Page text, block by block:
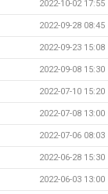
2022-10-02 17:55
2022-09-28 08:45
2022-09-23 15:08
2022-09-08 15:30
2022-07-10 15:20
2022-07-08 13:00
2022-07-06 08:03
2022-06-28 15:30
2022-06-03 13:00